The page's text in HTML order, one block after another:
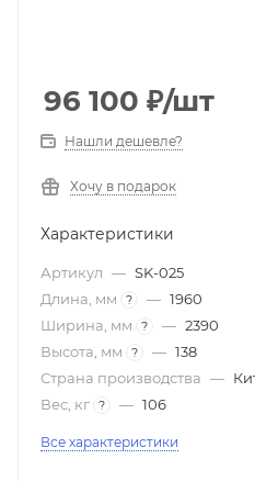
96 100 ₽/шт
Нашли дешевле?
Хочу в подарок
Характеристики
Артикул — SK-025
Длина, мм
? — 1960
Ширина, мм
? — 2390
Высота, мм
? — 138
Страна производства —
Вес, кг ? — 106
Все характеристики